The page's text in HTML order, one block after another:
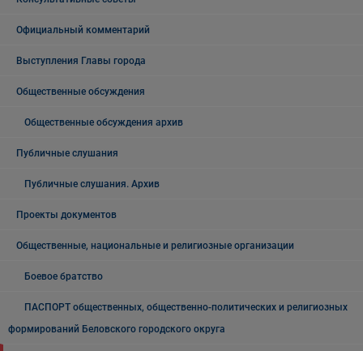
Официальный комментарий
Выступления Главы города
Общественные обсуждения
Общественные обсуждения архив
Публичные слушания
Публичные слушания. Архив
Проекты документов
Общественные, национальные и религиозные организации
Боевое братство
ПАСПОРТ общественных, общественно-политических и религиозных
формирований Беловского городского округа